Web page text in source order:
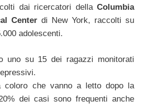
dai ricercatori della Columbia
Center di New York, raccolti su
adolescenti.
uno su 15 dei ragazzi monitorati
coloro che vanno a letto dopo la
dei casi sono frequenti anche